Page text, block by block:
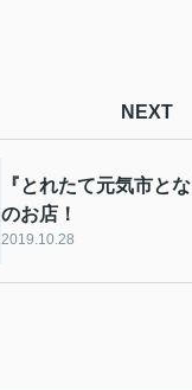
NEXT
『とれたて元気市と
のお店！
2019.10.28